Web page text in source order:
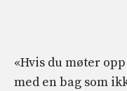
«Hvis du møter
med en bag som